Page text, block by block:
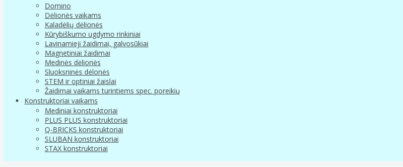
Domino
Dėlionės vaikams
Kaladėlių dėlionės
Kūrybiškumo ugdymo rinkiniai
Lavinamieji žaidimai, galvosūkiai
Magnetiniai žaidimai
Medinės dėlionės
Sluoksninės dėlonės
STEM ir optiniai žaislai
Žaidimai vaikams turintiems spec. poreikių
Konstruktoriai vaikams
Mediniai konstruktoriai
PLUS PLUS konstruktoriai
Q-BRICKS konstruktoriai
SLUBAN konstruktoriai
STAX konstruktoriai